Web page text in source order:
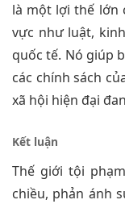
là một lợi thế lớn
vực như luật,
quốc tế. Nó giúp
các chính sách
xã hội hiện đại
Kết luận
Thế giới tội
chiều, phản ánh